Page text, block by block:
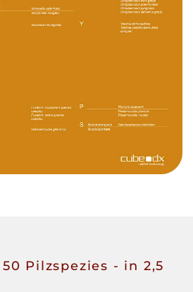
Pilzspezies - in 2,5